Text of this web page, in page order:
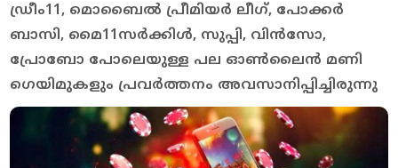
ഡ്രീം11, മൊബൈല്‍ പ്രീമിയര്‍ ലീഗ്, പോക്കര്‍
ബാസി, മൈ11സര്‍ക്കിള്‍, സുപ്പി, വിന്‍സോ,
പ്രോബോ പോലെയുള്ള പല ഓണ്‍ലൈന്‍ മണി
ഗെയിമുകളും പ്രവര്‍ത്തനം അവസാനിപ്പിച്ചിരുന്നു